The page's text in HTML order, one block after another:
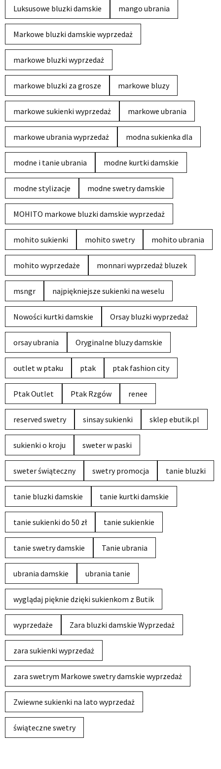
Luksusowe bluzki damskie mango ubrania
Markowe bluzki damskie wyprzedaż
markowe bluzki wyprzedaż
markowe bluzki za grosze markowe bluzy
markowe sukienki wyprzedaż markowe ubrania
markowe ubrania wyprzedaż modna sukienka dla
modne i tanie ubrania modne kurtki damskie
modne stylizacje modne swetry damskie
MOHITO markowe bluzki damskie wyprzedaż
mohito sukienki mohito swetry mohito ubrania
mohito wyprzedaże monnari wyprzedaż bluzek
msngr najpiękniejsze sukienki na weselu
Nowości kurtki damskie Orsay bluzki wyprzedaż
orsay ubrania Oryginalne bluzy damskie
outlet w ptaku ptak ptak fashion city
Ptak Outlet Ptak Rzgów renee
reserved swetry sinsay sukienki sklep ebutik.pl
sukienki o kroju sweter w paski
sweter świąteczny swetry promocja tanie bluzki
tanie bluzki damskie tanie kurtki damskie
tanie sukienki do 50 zł tanie sukienkie
tanie swetry damskie Tanie ubrania
ubrania damskie ubrania tanie
wyglądaj pięknie dzięki sukienkom z Butik
wyprzedaże Zara bluzki damskie Wyprzedaż
zara sukienki wyprzedaż
zara swetrym Markowe swetry damskie wyprzedaż
Zwiewne sukienki na lato wyprzedaż
świąteczne swetry